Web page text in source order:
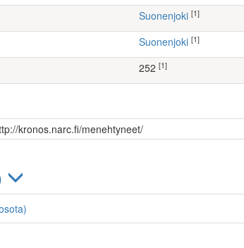
Suonenjoki [1]
Suonenjoki [1]
252 [1]
kronos.narc.fi/menehtyneet/